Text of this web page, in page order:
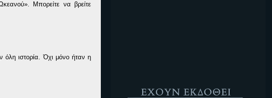
Μπορείτε να βρείτε
όλη ιστορία. Όχι μόνο ήταν η